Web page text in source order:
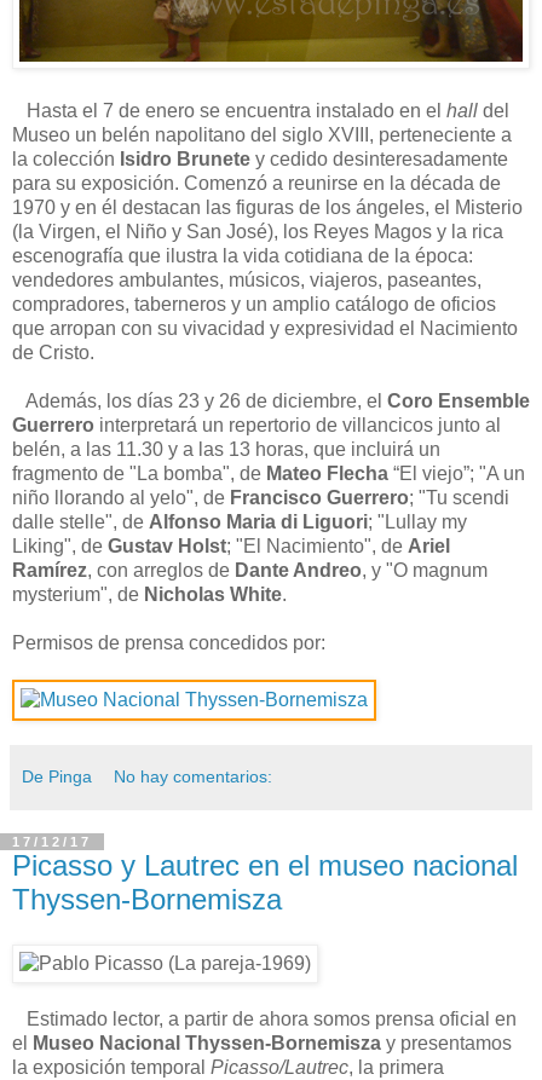
Hasta el 7 de enero se encuentra instalado en el hall del
Museo un belén napolitano del siglo XVIII, perteneciente a
la colección Isidro Brunete y cedido desinteresadamente
para su exposición. Comenzó a reunirse en la década de
1970 y en él destacan las figuras de los ángeles, el Misterio
(la Virgen, el Niño y San José), los Reyes Magos y la rica
escenografía que ilustra la vida cotidiana de la época:
vendedores ambulantes, músicos, viajeros, paseantes,
compradores, taberneros y un amplio catálogo de oficios
que arropan con su vivacidad y expresividad el Nacimiento
de Cristo.
Además, los días 23 y 26 de diciembre, el Coro Ensemble
Guerrero interpretará un repertorio de villancicos junto al
belén, a las 11.30 y a las 13 horas, que incluirá un
fragmento de "La bomba", de Mateo Flecha “El viejo”; "A un
niño llorando al yelo", de Francisco Guerrero; "Tu scendi
dalle stelle", de Alfonso Maria di Liguori; "Lullay my
Liking", de Gustav Holst; "El Nacimiento", de Ariel
Ramírez, con arreglos de Dante Andreo, y "O magnum
mysterium", de Nicholas White.
Permisos de prensa concedidos por:
De Pinga No hay comentarios:
17/12/17
Picasso y Lautrec en el museo nacional
Thyssen-Bornemisza
Estimado lector, a partir de ahora somos prensa oficial en
el
Museo Nacional Thyssen-Bornemisza y presentamos
la exposición temporal Picasso/Lautrec, la primera